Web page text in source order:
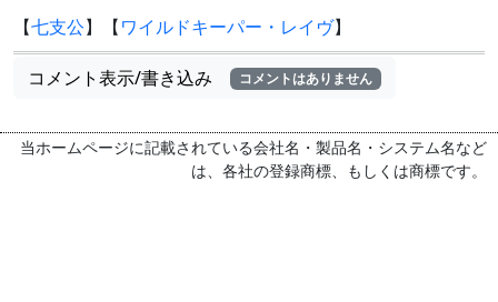
【七支公】【ワイルドキーパー・レイヴ】
コメント表示/書き込み コメントはありません
当ホームページに記載されている会社名・製品名・システム名など
は、各社の登録商標、もしくは商標です。